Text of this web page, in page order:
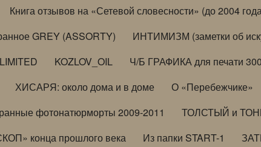
Книга отзывов на «Сетевой словесности» (до 2004
GREY (ASSORTY) ИНТИМИЗМ (заметки об
KOZLOV_OIL Ч/Б ГРАФИКА для печати
ХИСАРЯ: около дома и в доме О «Перебежчике»
фотонатюрморты 2009-2011
ТОЛСТЫЙ и
конца прошлого века Из папки START-1